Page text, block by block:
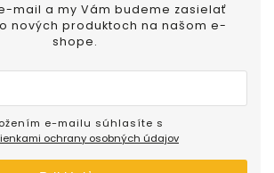
mail a my Vám budeme zasielať
nových produktoch na našom e-
shope.
ochrany osobných údajov